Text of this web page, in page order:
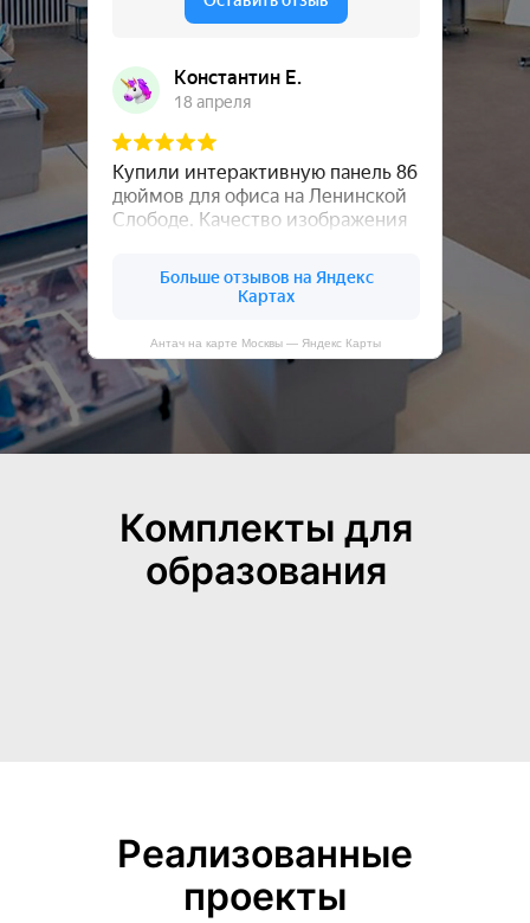
Антач на карте Москвы — Яндекс Карты
Комплекты для
образования
Реализованные
проекты